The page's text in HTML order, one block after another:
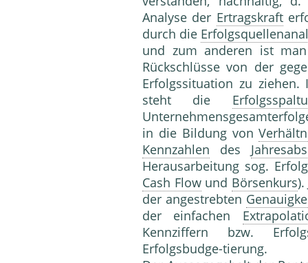
Analyse der Ertragskraft
durch die
und zum anderen ist
Rückschlüsse von der
Erfolgssituation zu
steht die
in die Bildung von
Kennzahlen des
Herausarbeitung sog.
Cash Flowund Börsenkurs
der angestrebten
der einfachen
Kennziffern bzw.
Erfolgsbudge-tierung.